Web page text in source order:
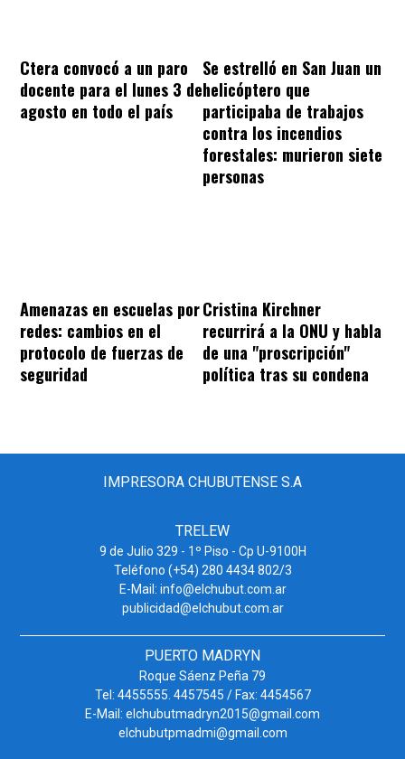
Ctera convocó a un paro
docente para el lunes 3 de
agosto en todo el país
Se estrelló en San Juan un
helicóptero que
participaba de trabajos
contra los incendios
forestales: murieron siete
personas
Amenazas en escuelas por
redes: cambios en el
protocolo de fuerzas de
seguridad
Cristina Kirchner
recurrirá a la ONU y habla
de una "proscripción"
política tras su condena
IMPRESORA CHUBUTENSE S.A
TRELEW
9 de Julio 329 - 1º Piso - Cp U-9100H
Teléfono (+54) 280 4434 802/3
E-Mail: info@elchubut.com.ar
publicidad@elchubut.com.ar
PUERTO MADRYN
Roque Sáenz Peña 79
Tel: 4455555. 4457545 / Fax: 4454567
E-Mail: elchubutmadryn2015@gmail.com
elchubutpmadmi@gmail.com